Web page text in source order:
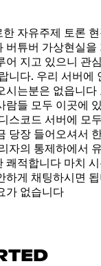
자유주제 토론
버튜버 가상현실을
어 지고 있으니 관
니다. 우리 서버에
시는분은 없읍니다
람들 모두 이곳에
스코드 서버에 모
당장 들어오셔서
자의 통제하에서
쾌적합니다 마치 시
하게 채팅하시면
가 없습니다